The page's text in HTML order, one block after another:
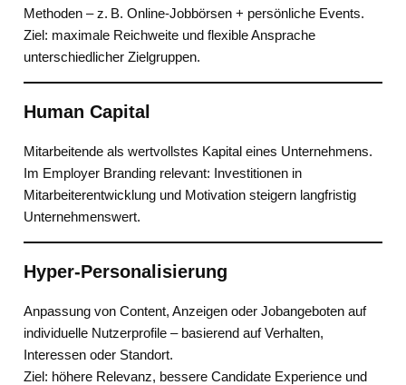
Methoden – z. B. Online-Jobbörsen + persönliche Events.
Ziel: maximale Reichweite und flexible Ansprache
unterschiedlicher Zielgruppen.
Human Capital
Mitarbeitende als wertvollstes Kapital eines Unternehmens.
Im Employer Branding relevant: Investitionen in
Mitarbeiterentwicklung und Motivation steigern langfristig
Unternehmenswert.
Hyper-Personalisierung
Anpassung von Content, Anzeigen oder Jobangeboten auf
individuelle Nutzerprofile – basierend auf Verhalten,
Interessen oder Standort.
Ziel: höhere Relevanz, bessere Candidate Experience und